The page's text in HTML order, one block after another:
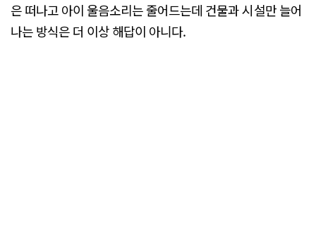
은 떠나고 아이 울음소리는 줄어드는데 건물과 시설만 늘어
나는 방식은 더 이상 해답이 아니다.